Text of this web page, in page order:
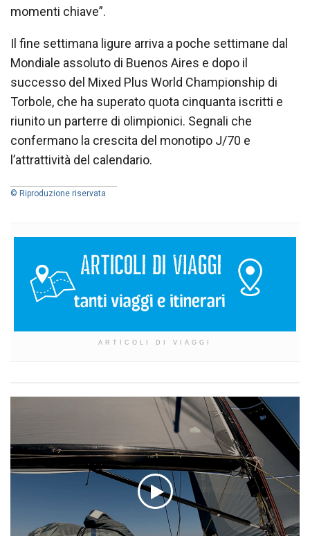
momenti chiave”.
Il fine settimana ligure arriva a poche settimane dal
Mondiale assoluto di Buenos Aires e dopo il
successo del Mixed Plus World Championship di
Torbole, che ha superato quota cinquanta iscritti e
riunito un parterre di olimpionici. Segnali che
confermano la crescita del monotipo J/70 e
l’attrattività del calendario.
© Riproduzione riservata
ARTICOLI DI VIAGGI